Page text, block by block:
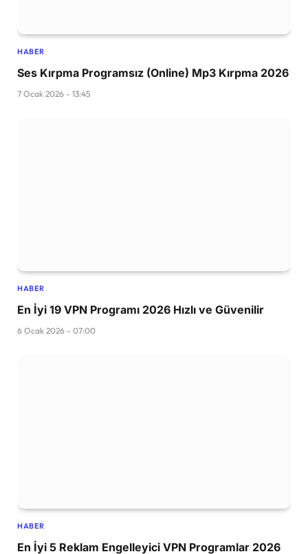
HABER
Ses Kırpma Programsız (Online) Mp3 Kırpma 2026
7 Ocak 2026 - 13:45
HABER
En İyi 19 VPN Programı 2026 Hızlı ve Güvenilir
6 Ocak 2026 - 07:00
HABER
En İyi 5 Reklam Engelleyici VPN Programlar 2026